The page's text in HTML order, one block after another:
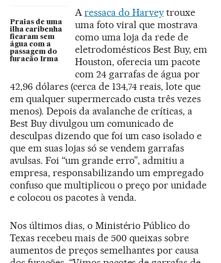
Praias de uma
ilha caribenha
ficaram sem
água com a
passagem do
furacão Irma
Aressaca do Harveytrouxe
uma foto viral que mostrava
como uma loja da rede de
eletrodomésticos Best Buy, em
Houston, oferecia um pacote
com 24 garrafas de água por
42,96 dólares (cerca de 134,74 reais, lote que
em qualquer supermercado custa três vezes
menos). Depois da avalanche de críticas, a
Best Buy divulgou um comunicado de
desculpas dizendo que foi um caso isolado e
que em suas lojas só se vendem garrafas
avulsas. Foi “um grande erro”, admitiu a
empresa, responsabilizando um empregado
confuso que multiplicou o preço por unidade
e colocou os pacotes à venda.
Nos últimos dias, o Ministério Público do
Texas recebeu mais de 500 queixas sobre
aumentos de preços semelhantes por causa